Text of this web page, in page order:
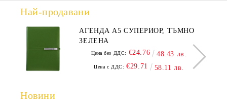
Най-продавани
АГЕНДА А5 СУПЕРИОР, ТЪМНО
ЗЕЛЕНА
Цена без ДДС: €24.76 48.43 лв.
Цена с ДДС: €29.71 58.11 лв.
Новини